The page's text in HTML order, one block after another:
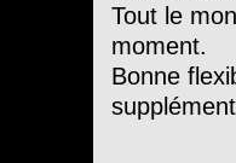
Tout le
moment.
Bonne